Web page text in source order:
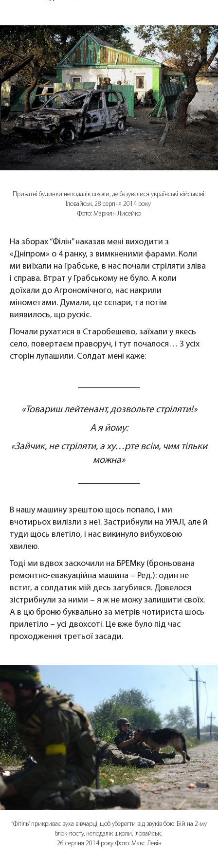
Приватні будинки неподалік школи, де базувалися українські військові.
Іловайськ, 28 серпня 2014 року
Фото: Маркіян Лисейко
На зборах “Філін” наказав мені виходити з
«Дніпром» о 4 ранку, з вимкненими фарами. Коли
ми виїхали на Грабське, в нас почали стріляти зліва
і справа. Втрат у Грабському не було. А коли
доїхали до Агрономічного, нас накрили
мінометами. Думали, це сєпари, та потім
виявилось, що рускіє.
Почали рухатися в Старобешево, заїхали у якесь
село, повертаєм праворуч, і тут почалося… З усіх
сторін лупашили. Солдат мені каже:
«Товариш лейтенант, дозвольте стріляти!»
А я йому:
«Зайчик, не стріляти, а ху…рте всім, чим тільки
можна»
В нашу машину зрештою щось попало, і ми
вчотирьох вилізли з неї. Застрибнули на УРАЛ, але й
туди щось влетіло, і нас викинуло вибуховою
хвилею.
Тоді ми вдвох заскочили на БРЕМку (броньована
ремонтно-евакуаційна машина – Ред.): один не
встиг, а солдатик мій десь загубився. Довелося
зістрибнули за ними – я ж не можу залишити своїх.
А в цю броню буквально за метрів чотириста шось
прилетіло – усі двохсоті. Це вже було під час
проходження третьої засади.
“Фітіль” прикриває вуха вівчарці, щоб уберегти від звуків бою. Бій на 2-му
блок-посту, неподалік школи, Іловайськ.
26 серпня 2014 року. Фото: Макс Левін